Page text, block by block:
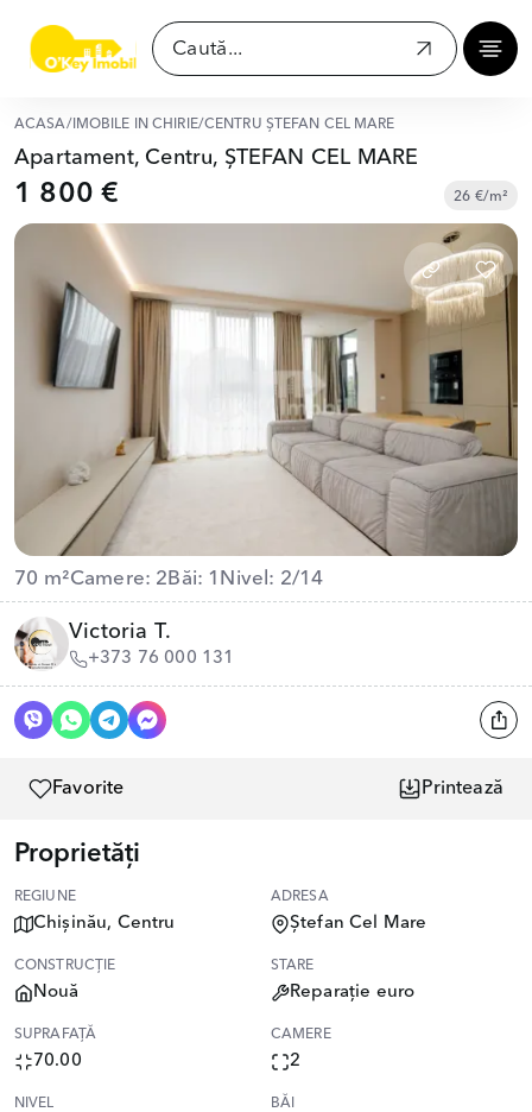
ACASĂ/ IMOBILE ÎN CHIRIE/CENTRU ȘTEFAN CEL MARE
Apartament, Centru, ȘTEFAN CEL MARE
1 800 € 26 €/m²
70 m²Camere: 2 Băi: 1 Nivel: 2/14
Victoria T.
+373 76 000 131
Favorite Printează
Proprietăți
REGIUNE
Chișinău, Centru
ADRESA
Ștefan Cel Mare
CONSTRUCȚIE
Nouă
STARE
Reparație euro
SUPRAFAȚĂ
70.00
CAMERE
2
NIVEL BĂI